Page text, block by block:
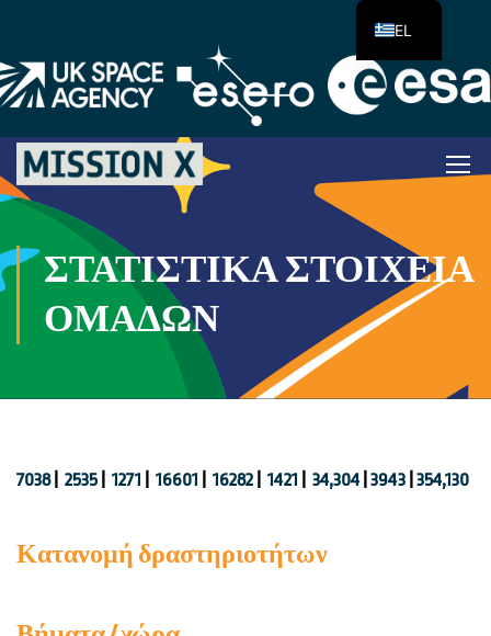
ΣΤΑΤΙΣΤΙΚΆ ΣΤΟΙΧΕΊΑ
ΟΜΆΔΩΝ
7038 2535 1271 16601 16282 1421 34,304 3943 354,130
Κατανομή δραστηριοτήτων
EL